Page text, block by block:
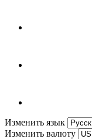
Изменить язык
Изменить валюту